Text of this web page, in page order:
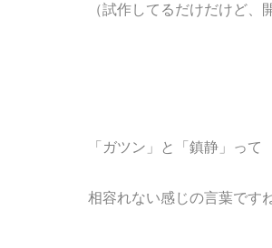
（試作してるだけだけど、
「ガツン」と「鎮静」って
相容れない感じの言葉です